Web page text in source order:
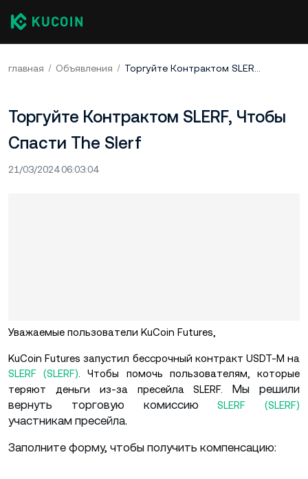
главная Объявления Торгуйте Контрактом SLERF, Чтобы Спасти The Slerf
Торгуйте Контрактом SLERF, Чтобы
Спасти The Slerf
21/03/2024 06:03:04
Уважаемые пользователи KuCoin Futures,
KuCoin Futures запустил бессрочный контракт USDT-M на
SLERF (SLERF) . Чтобы помочь пользователям, которые
теряют деньги из-за пресейла SLERF. Мы решили
вернуть торговую комиссиюSLERF (SLERF)
участникам пресейла.
Заполните форму, чтобы получить компенсацию: